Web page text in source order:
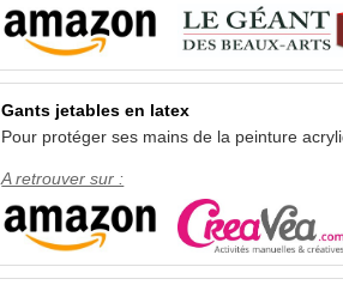
Gants jetables en latex
Pour protéger ses mains de la peinture
A retrouver sur :